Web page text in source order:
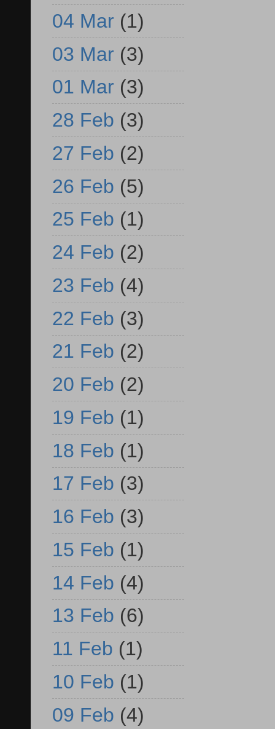
04 Mar (1)
03 Mar (3)
01 Mar (3)
28 Feb (3)
27 Feb (2)
26 Feb (5)
25 Feb (1)
24 Feb (2)
23 Feb (4)
22 Feb (3)
21 Feb (2)
20 Feb (2)
19 Feb (1)
18 Feb (1)
17 Feb (3)
16 Feb (3)
15 Feb (1)
14 Feb (4)
13 Feb (6)
11 Feb (1)
10 Feb (1)
09 Feb (4)